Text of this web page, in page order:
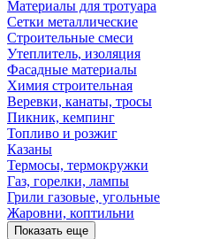
Материалы для тротуара
Сетки металлические
Строительные смеси
Утеплитель, изоляция
Фасадные материалы
Химия строительная
Веревки, канаты, тросы
Пикник, кемпинг
Топливо и розжиг
Казаны
Термосы, термокружки
Газ, горелки, лампы
Грили газовые, угольные
Жаровни, коптильни
Показать еще